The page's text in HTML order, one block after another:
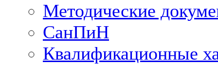
Методические
СанПиН
Квалификационные